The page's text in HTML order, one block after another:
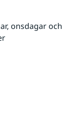
onsdagar och